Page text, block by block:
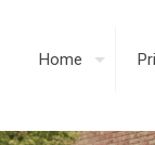
Home